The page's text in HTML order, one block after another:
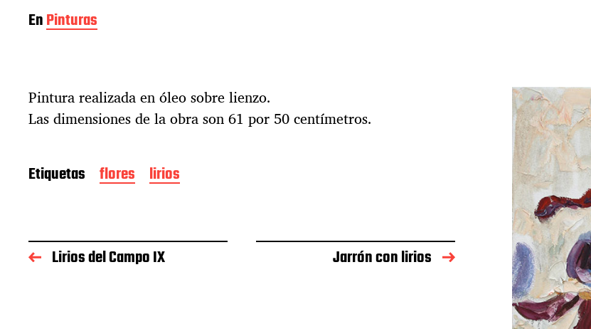
EnPinturas
Pintura realizada en óleo sobre lienzo.
Las dimensiones de la obra son 61 por 50 centímetros.
Etiquetas flores lirios
Lirios del Campo IX Jarrón con lirios